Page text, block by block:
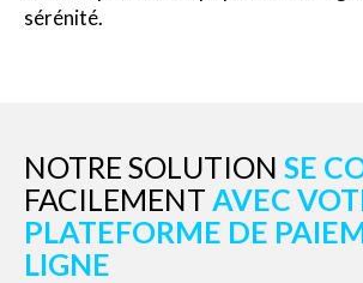
sérénité.
NOTRE SOLUTION SE
FACILEMENT AVEC
PLATEFORME DE
LIGNE